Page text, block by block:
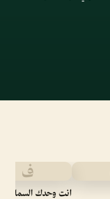
ف
انت وحدك السماء -